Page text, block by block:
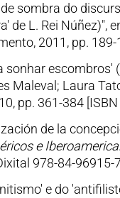
de sombra do
de L. Rei Núñez)",
2011, pp.
sonhar
Maleval; Laura
pp. 361-384
de la
e
978-84-96915-
e do